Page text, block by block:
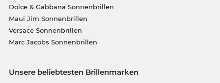
Dolce & Gabbana Sonnenbrillen
Maui Jim Sonnenbrillen
Versace Sonnenbrillen
Marc Jacobs Sonnenbrillen
Unsere beliebtesten Brillenmarken